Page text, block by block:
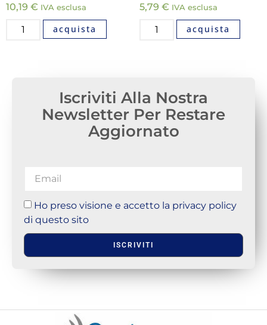
10,19 € IVA esclusa
acquista
5,79 € IVA esclusa
acquista
Iscriviti Alla Nostra
Newsletter Per Restare
Aggiornato
Ho preso visione e accetto la privacy policy
di questo sito
ISCRIVITI